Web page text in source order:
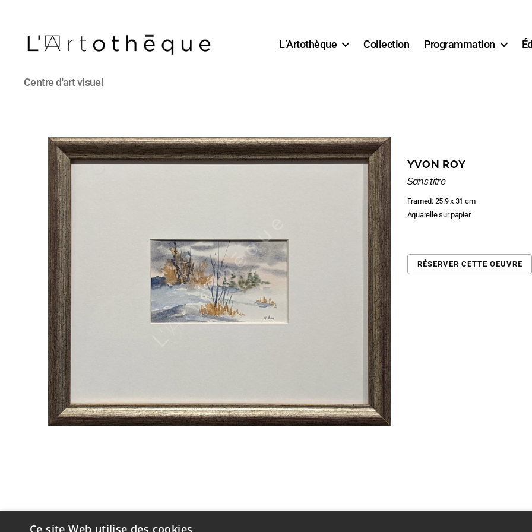
L'Artothèque
Centre d'art visuel
L’Artothèque Collection Programmation
YVON ROY
Sans titre
Framed: 25.9 x 31 cm
Aquarelle sur papier
RÉSERVER CETTE OEUVRE
Ce site Web utilise des cookies